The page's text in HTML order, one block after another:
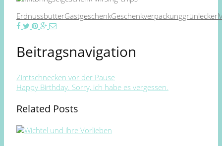
ErdnussbutterGastgeschenkGeschenkverpackunggrünlecker
Beitragsnavigation
Zimtschnecken vor der Pause
Happy Birthday. Sorry, ich habe es vergessen.
Related Posts